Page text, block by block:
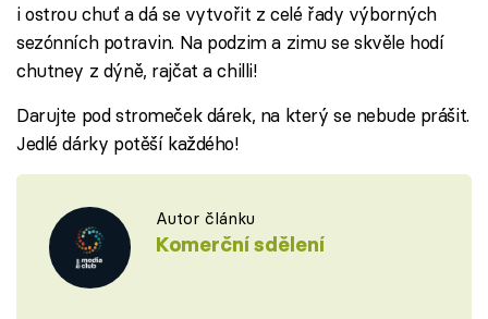
i ostrou chuť a dá se vytvořit z celé řady výborných
sezónních potravin. Na podzim a zimu se skvěle hodí
chutney z dýně, rajčat a chilli!
Darujte pod stromeček dárek, na který se nebude prášit.
Jedlé dárky potěší každého!
Autor článku
Komerční sdělení